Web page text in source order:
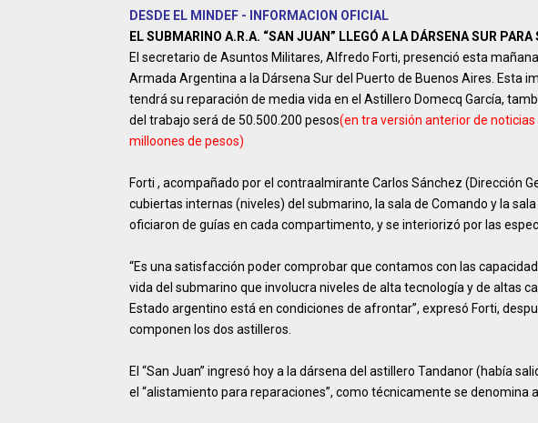
DESDE EL MINDEF - INFORMACION OFICIAL
EL SUBMARINO A.R.A. “SAN JUAN” LLEGÓ A LA DÁRSENA SUR PARA
El secretario de Asuntos Militares, Alfredo Forti, presenció esta
Armada Argentina a la Dársena Sur del Puerto de Buenos Aires. Esta
tendrá su reparación de media vida en el Astillero Domecq García,
del trabajo será de 50.500.200 pesos(en tra versión anterior de
milloones de pesos)
Forti , acompañado por el contraalmirante Carlos Sánchez (Dirección
cubiertas internas (niveles) del submarino, la sala de Comando y la
oficiaron de guías en cada compartimento, y se interiorizó por las
“Es una satisfacción poder comprobar que contamos con las
vida del submarino que involucra niveles de alta tecnología y de altas
Estado argentino está en condiciones de afrontar”, expresó Forti,
componen los dos astilleros.
El “San Juan” ingresó hoy a la dársena del astillero Tandanor (había
el “alistamiento para reparaciones”, como técnicamente se denomina